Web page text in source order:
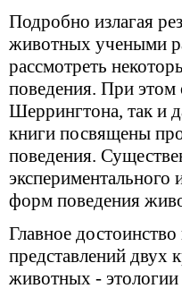
Подробно излагая
животных учеными
рассмотреть
поведения. При этом
Шеррингтона, так и
книги посвящены
поведения.
экспериментального
форм поведения
Главное
представлений двух
животных - этологии